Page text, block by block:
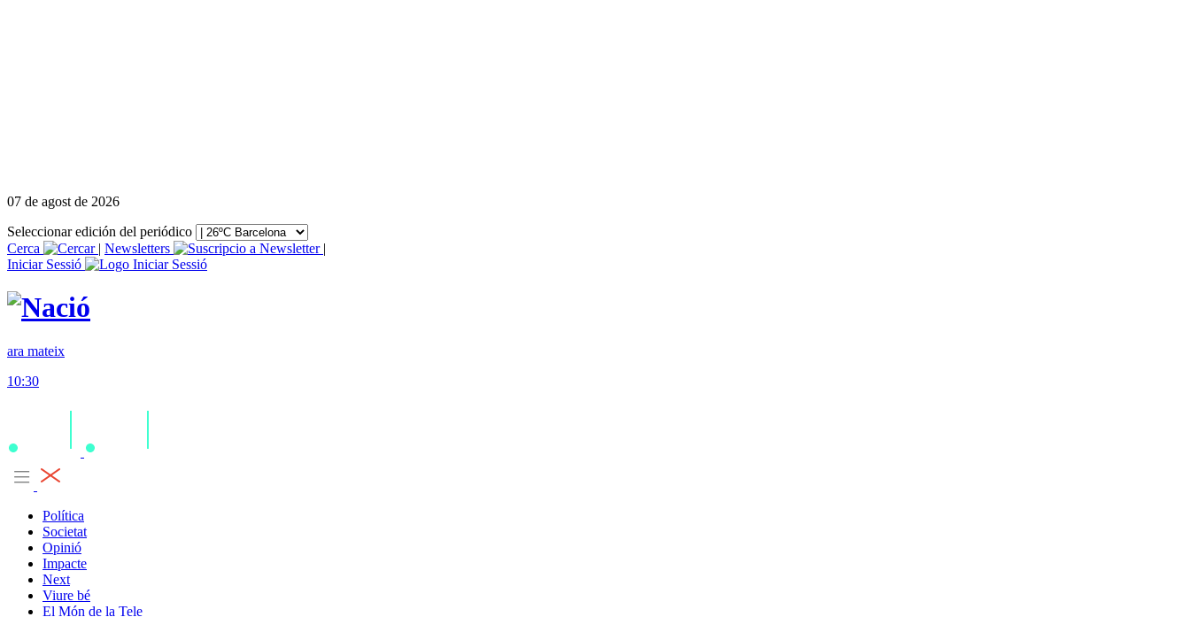
07 de agost de 2026
Seleccionar edición del periódico
Cerca
| Newsletters
|
Iniciar Sessió
ara mateix
10:30
Política
Societat
Opinió
Impacte
Next
Viure bé
El Món de la Tele